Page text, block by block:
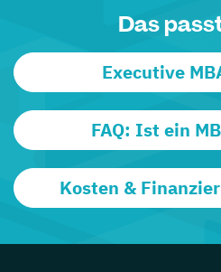
Das
Executive
FAQ: Ist ein
Kosten &